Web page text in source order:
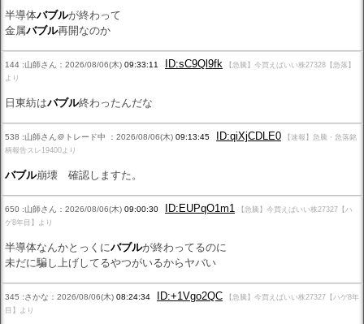
半導体バブルが終わって
金属バブル再開なのか
144 :山師さん：2026/08/06(木) 09:33:11 ID:sC9Ql9fk
【急騰】今買えばいい株27328【急落】
より
日東紡はバブル終わったんだな
538 :山師さん＠トレード中 ：2026/08/06(木) 09:13:45 ID:qiXjCDLE0
【速報】急騰・急落銘
柄報告スレ19400より
バブル崩壊 確認しますた。
650 :山師さん：2026/08/06(木) 09:00:30 ID:EUPqO1m1
【急騰】今買えばいい株27327【ハ
ゲ8年目】より
半導体なんかとっくにバブルが終わってるのに
未だに騙し上げしてるやつがいるからヤバい
345 :さかな：2026/08/06(木) 08:24:34 ID:+1Vgo2QC
【急騰】今買えばいい株27327【ハゲ8年
目】より